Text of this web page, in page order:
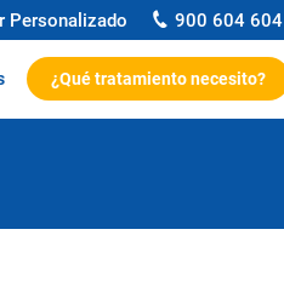
Personalizado 900 604 604
¿Qué tratamiento necesito?